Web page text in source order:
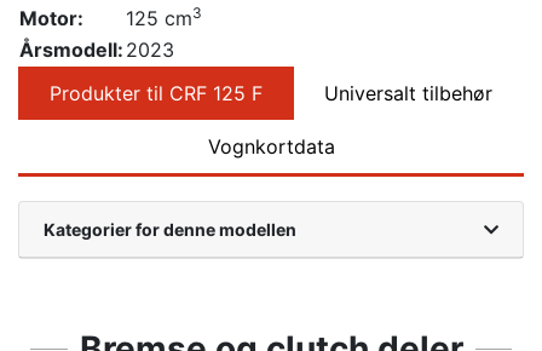
Motor:
125 cm3
Årsmodell: 2023
Produkter til CRF 125 F
Universalt tilbehør
Vognkortdata
Kategorier for denne modellen